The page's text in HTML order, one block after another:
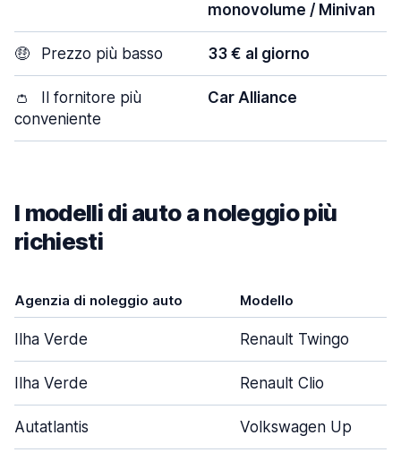
monovolume / Minivan
🤑 Prezzo più basso 33 € al giorno
👛
Il fornitore più
conveniente
Car Alliance
I modelli di auto a noleggio più
richiesti
Agenzia di noleggio auto Modello
Ilha Verde Renault Twingo
Ilha Verde Renault Clio
Autatlantis Volkswagen Up